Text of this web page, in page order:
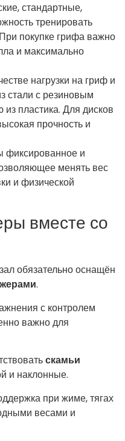
стандартные,
тренировать
покупке грифа важно
и максимально
нагрузки на гриф и
стали с резиновым
пластика. Для дисков
прочность и
фиксированное и
менять вес
и физической
вместе со
обязательно оснащён
.
с контролем
важно для
скамьи
и наклонные.
при жиме, тягах
весами и